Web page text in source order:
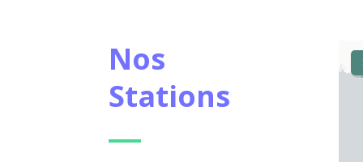
Nos
Stations